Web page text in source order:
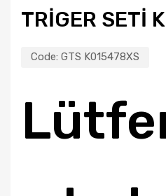
TRIGER SETI
Code: GTS K015478XS